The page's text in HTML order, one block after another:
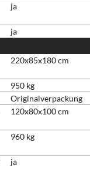
ja
ja
220x85x180 cm
950 kg
Originalverpackung
120x80x100 cm
960 kg
ja